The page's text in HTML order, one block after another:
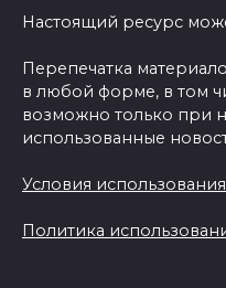
Настоящий ресурс
Перепечатка
в любой форме, в том
возможно только при
использованные
Условия
Политика